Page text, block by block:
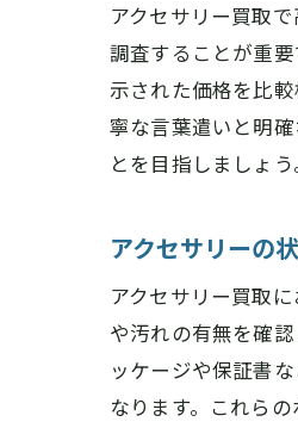
アクセサリー買取
調査することが重
示された価格を比
寧な言葉遣いと明
とを目指しましょ
アクセサリーの
アクセサリー買取
や汚れの有無を確
ッケージや保証書
なります。これら